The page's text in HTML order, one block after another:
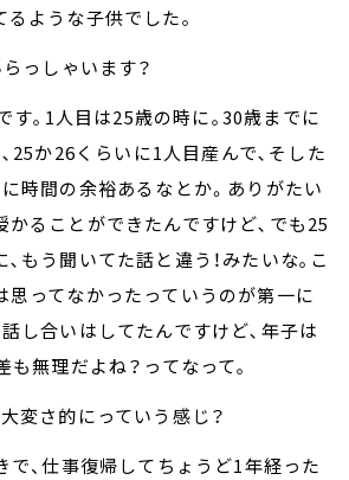
ような子供でした｡
っしゃいます？
す｡1人目は25歳の時に｡30歳までに
25か26くらいに1人目産んで､そした
時間の余裕あるなとか。ありがたい
かることができたんですけど､でも25
もう聞いてた話と違う！みたいな｡こ
思ってなかったっていうのが第一に
し合いはしてたんですけど､年子は
も無理だよね？ってなって｡
変さ的にっていう感じ？
で、仕事復帰してちょうど1年経った